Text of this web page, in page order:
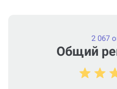
Как работает
Общий
2 067